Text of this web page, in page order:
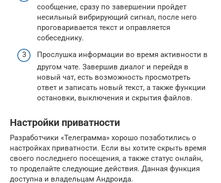
сообщение, сразу по завершении пройдет
несильный вибрирующий сигнал, после него
проговаривается текст и оправляется
собеседнику.
Прослушка информации во время активности в
другом чате. Завершив диалог и перейдя в
новый чат, есть возможность просмотреть
ответ и записать новый текст, а также функции
остановки, выключения и скрытия файлов.
Настройки приватности
Разработчики «Телеграмма» хорошо позаботились о
настройках приватности. Если вы хотите скрыть время
своего последнего посещения, а также статус онлайн,
то проделайте следующие действия. Данная функция
доступна и владельцам Андроида.